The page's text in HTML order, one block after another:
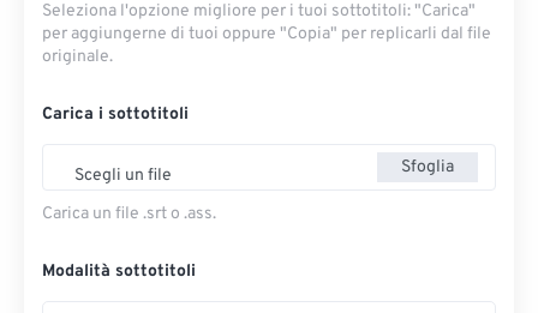
Seleziona l'opzione migliore per i tuoi sottotitoli: "Carica" ​​
per aggiungerne di tuoi oppure "Copia" per replicarli dal file
originale.
Carica i sottotitoli
Scegli un file Sfoglia
Carica un file .srt o .ass.
Modalità sottotitoli